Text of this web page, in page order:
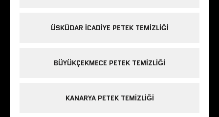
ÜSKÜDAR ICADIYE PETEK TEMIZLIĞI
BÜYÜKÇEKMECE PETEK TEMIZLIĞI
KANARYA PETEK TEMIZLIĞI